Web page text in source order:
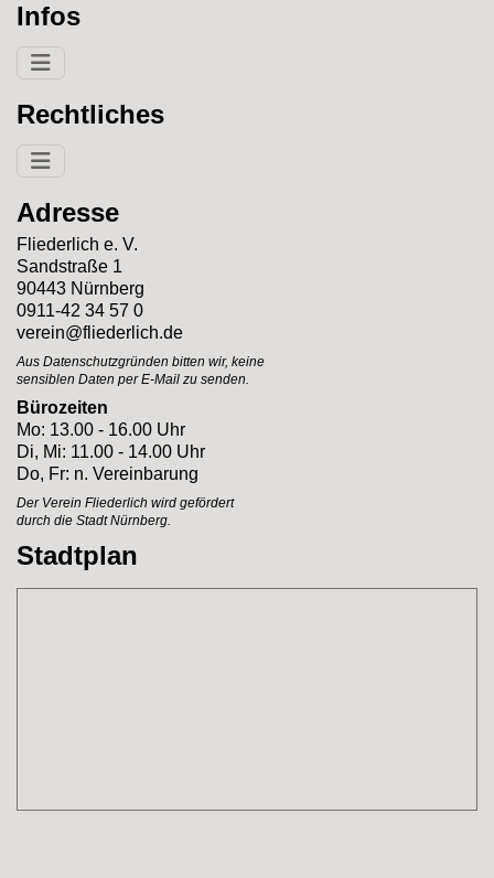
Infos
Rechtliches
Adresse
Fliederlich e. V.
Sandstraße 1
90443 Nürnberg
0911-42 34 57 0
verein@fliederlich.de
Aus Datenschutzgründen bitten wir, keine
sensiblen Daten per E-Mail zu senden.
Bürozeiten
Mo: 13.00 - 16.00 Uhr
Di, Mi: 11.00 - 14.00 Uhr
Do, Fr: n. Vereinbarung
Der Verein Fliederlich wird gefördert
durch die Stadt Nürnberg.
Stadtplan